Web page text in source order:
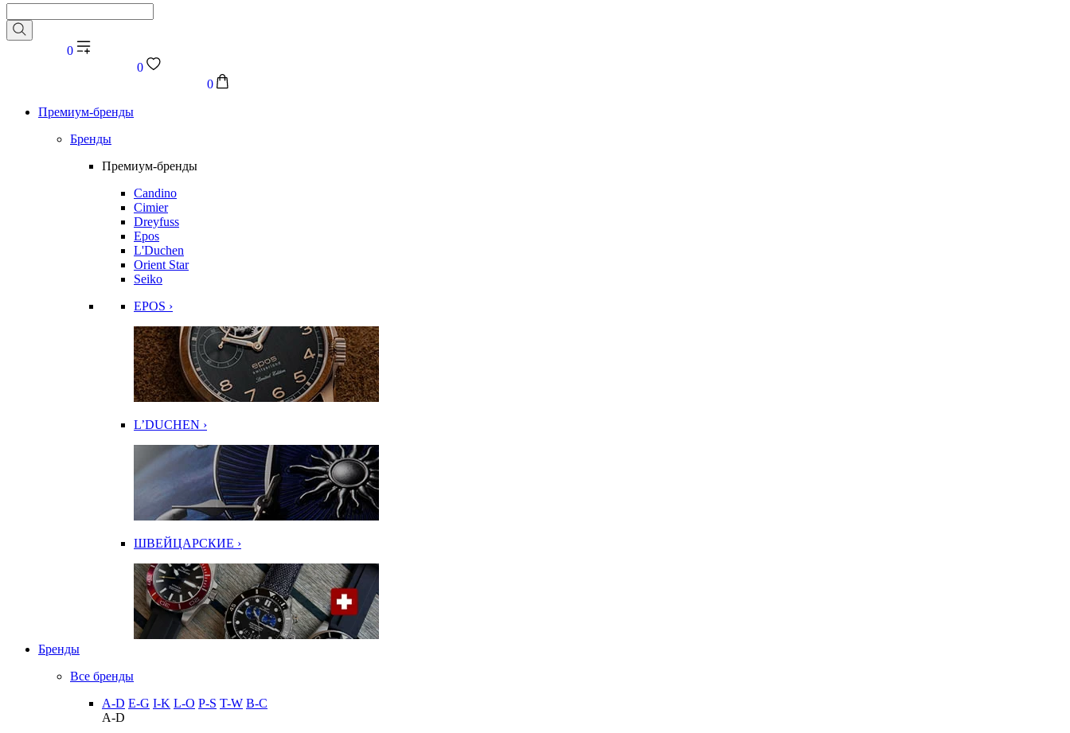
0
0
0
Премиум-бренды
Бренды
Премиум-бренды
Candino
Cimier
Dreyfuss
Epos
L'Duchen
Orient Star
Seiko
EPOS ›
L’DUCHEN ›
ШВЕЙЦАРСКИЕ ›
Бренды
Все бренды
A-D E-G I-K L-O P-S T-W В-С
A-D